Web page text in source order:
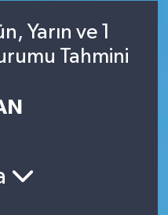
Yarın ve 1
Tahmini
ve Fikstür